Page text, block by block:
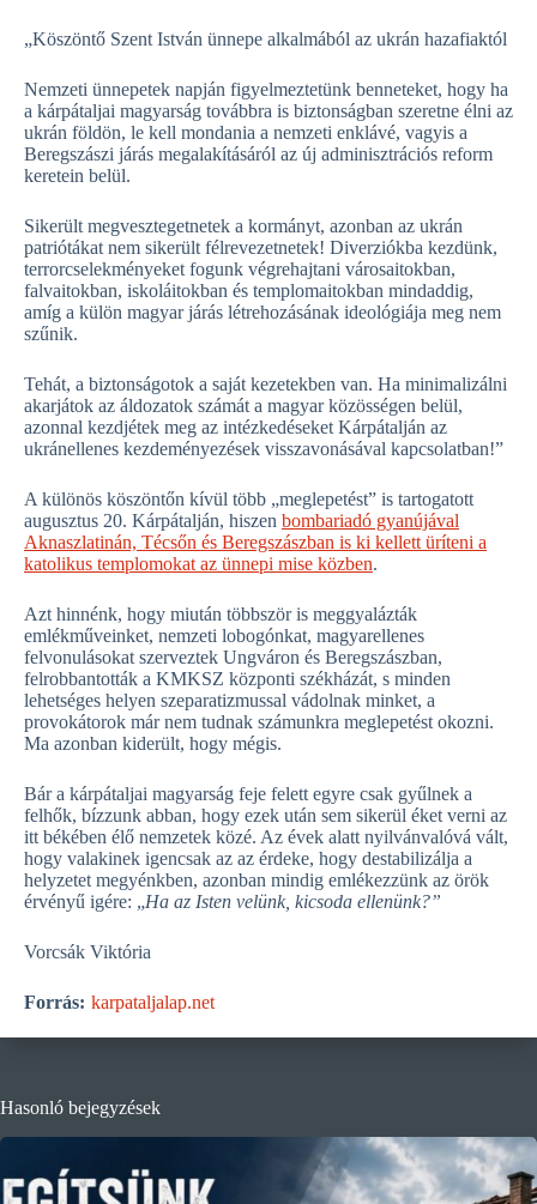
„Köszöntő Szent István ünnepe alkalmából az ukrán hazafiaktól
Nemzeti ünnepetek napján figyelmeztetünk benneteket, hogy ha
a kárpátaljai magyarság továbbra is biztonságban szeretne élni az
ukrán földön, le kell mondania a nemzeti enklávé, vagyis a
Beregszászi járás megalakításáról az új adminisztrációs reform
keretein belül.
Sikerült megvesztegetnetek a kormányt, azonban az ukrán
patriótákat nem sikerült félrevezetnetek! Diverziókba kezdünk,
terrorcselekményeket fogunk végrehajtani városaitokban,
falvaitokban, iskoláitokban és templomaitokban mindaddig,
amíg a külön magyar járás létrehozásának ideológiája meg nem
szűnik.
Tehát, a biztonságotok a saját kezetekben van. Ha minimalizálni
akarjátok az áldozatok számát a magyar közösségen belül,
azonnal kezdjétek meg az intézkedéseket Kárpátalján az
ukránellenes kezdeményezések visszavonásával kapcsolatban!”
A különös köszöntőn kívül több „meglepetést” is tartogatott
augusztus 20. Kárpátalján, hiszen bombariadó gyanújával
Aknaszlatinán, Técsőn és Beregszászban is ki kellett üríteni a
katolikus templomokat az ünnepi mise közben.
Azt hinnénk, hogy miután többször is meggyalázták
emlékműveinket, nemzeti lobogónkat, magyarellenes
felvonulásokat szerveztek Ungváron és Beregszászban,
felrobbantották a KMKSZ központi székházát, s minden
lehetséges helyen szeparatizmussal vádolnak minket, a
provokátorok már nem tudnak számunkra meglepetést okozni.
Ma azonban kiderült, hogy mégis.
Bár a kárpátaljai magyarság feje felett egyre csak gyűlnek a
felhők, bízzunk abban, hogy ezek után sem sikerül éket verni az
itt békében élő nemzetek közé. Az évek alatt nyilvánvalóvá vált,
hogy valakinek igencsak az az érdeke, hogy destabilizálja a
helyzetet megyénkben, azonban mindig emlékezzünk az örök
érvényű igére: „Ha az Isten velünk, kicsoda ellenünk?”
Vorcsák Viktória
Forrás: karpataljalap.net
Hasonló bejegyzések